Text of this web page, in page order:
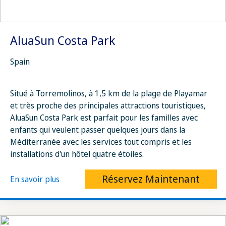
AluaSun Costa Park
Spain
Situé à Torremolinos, à 1,5 km de la plage de Playamar
et très proche des principales attractions touristiques,
AluaSun Costa Park est parfait pour les familles avec
enfants qui veulent passer quelques jours dans la
Méditerranée avec les services tout compris et les
installations d'un hôtel quatre étoiles.
En savoir plus Réservez Maintenant